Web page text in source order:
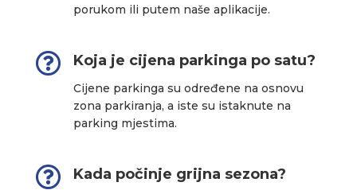
porukom ili putem naše aplikacije.
 Koja je cijena parkinga po satu?
Cijene parkinga su određene na osnovu
zona parkiranja, a iste su istaknute na
parking mjestima.
 Kada počinje grijna sezona?